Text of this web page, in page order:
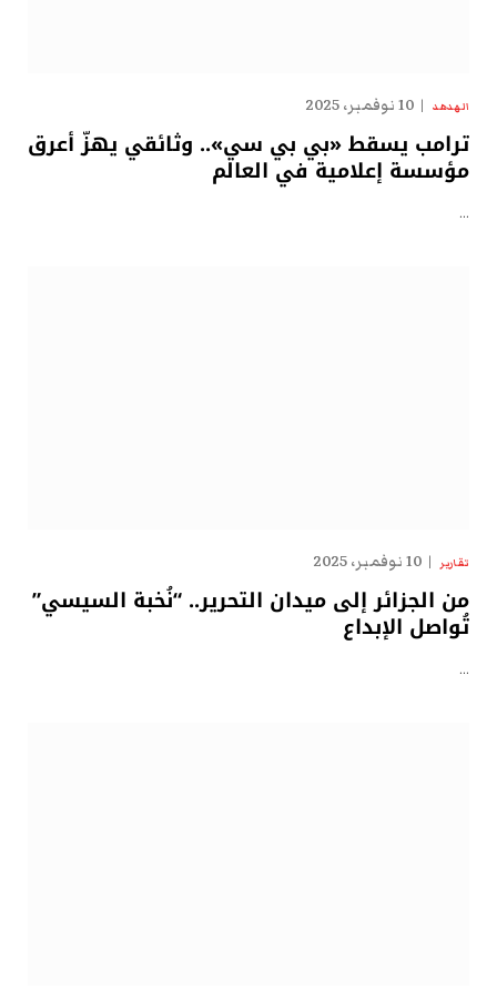
الهدهد 10 نوفمبر، 2025
ترامب يسقط «بي بي سي».. وثائقي يهزّ أعرق
مؤسسة إعلامية في العالم
…
تقارير 10 نوفمبر، 2025
من الجزائر إلى ميدان التحرير.. “نُخبة السيسي”
تُواصل الإبداع
…